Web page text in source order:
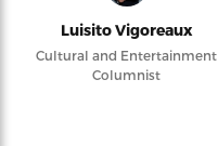
Luisito Vigoreaux
Cultural and Entertainment
Columnist